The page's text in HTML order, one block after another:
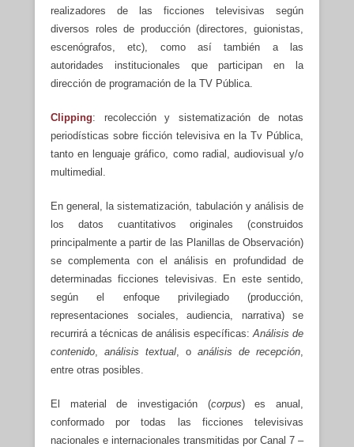
realizadores de las ficciones televisivas según
diversos roles de producción (directores, guionistas,
escenógrafos, etc), como así también a las
autoridades institucionales que participan en la
dirección de programación de la TV Pública.
Clipping: recolección y sistematización de notas
periodísticas sobre ficción televisiva en la Tv Pública,
tanto en lenguaje gráfico, como radial, audiovisual y/o
multimedial.
En general, la sistematización, tabulación y análisis de
los datos cuantitativos originales (construidos
principalmente a partir de las Planillas de Observación)
se complementa con el análisis en profundidad de
determinadas ficciones televisivas. En este sentido,
según el enfoque privilegiado (producción,
representaciones sociales, audiencia, narrativa) se
recurrirá a técnicas de análisis específicas:Análisis de
contenido, análisis textual, o análisis de recepción,
entre otras posibles.
El material de investigación (corpus) es anual,
conformado por todas las ficciones televisivas
nacionales e internacionales transmitidas por Canal 7 –